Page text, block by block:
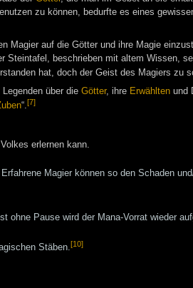
zu können, bedurfte es eines
Magier auf die Götter und ihre Magie
Steintafel, beschrieben mit altem Wissen,
hat, doch der Geist des Magiers zu
über die Götter, ihre Erwähltenund
“.[7]
erlernen kann.
Erfahrene Magier können so den Schaden
ohne Pause wird der Mana-Vorrat wieder
Stäben.[10]